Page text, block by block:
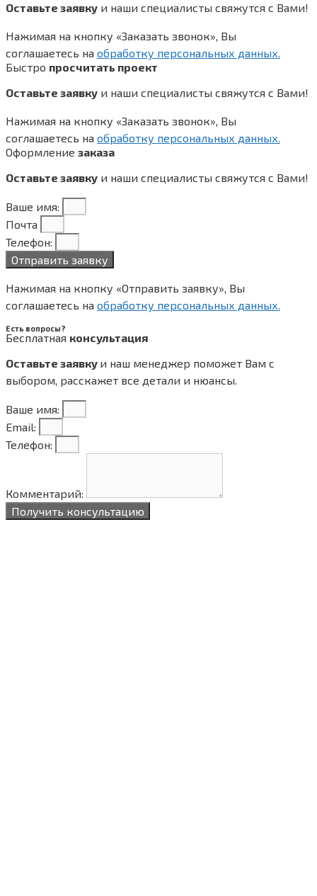
Оставьте заявку и наши специалисты свяжутся с Вами!
Нажимая на кнопку «Заказать звонок», Вы
соглашаетесь на обработку персональных данных.
Быстро просчитать проект
Оставьте заявку и наши специалисты свяжутся с Вами!
Нажимая на кнопку «Заказать звонок», Вы
соглашаетесь на обработку персональных данных.
Оформление заказа
Оставьте заявку и наши специалисты свяжутся с Вами!
Ваше имя:
Почта
Телефон:
Отправить заявку
Нажимая на кнопку «Отправить заявку», Вы
соглашаетесь на обработку персональных данных.
Есть вопросы?
Бесплатная консультация
Оставьте заявку и наш менеджер поможет Вам с
выбором, расскажет все детали и нюансы.
Ваше имя:
Email:
Телефон:
Комментарий:
Получить консультацию